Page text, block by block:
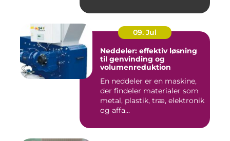
09. Jul
Neddeler: effektiv løsning
til genvinding og
volumenreduktion
En neddeler er en maskine,
der findeler materialer som
metal, plastik, træ, elektronik
og affa...